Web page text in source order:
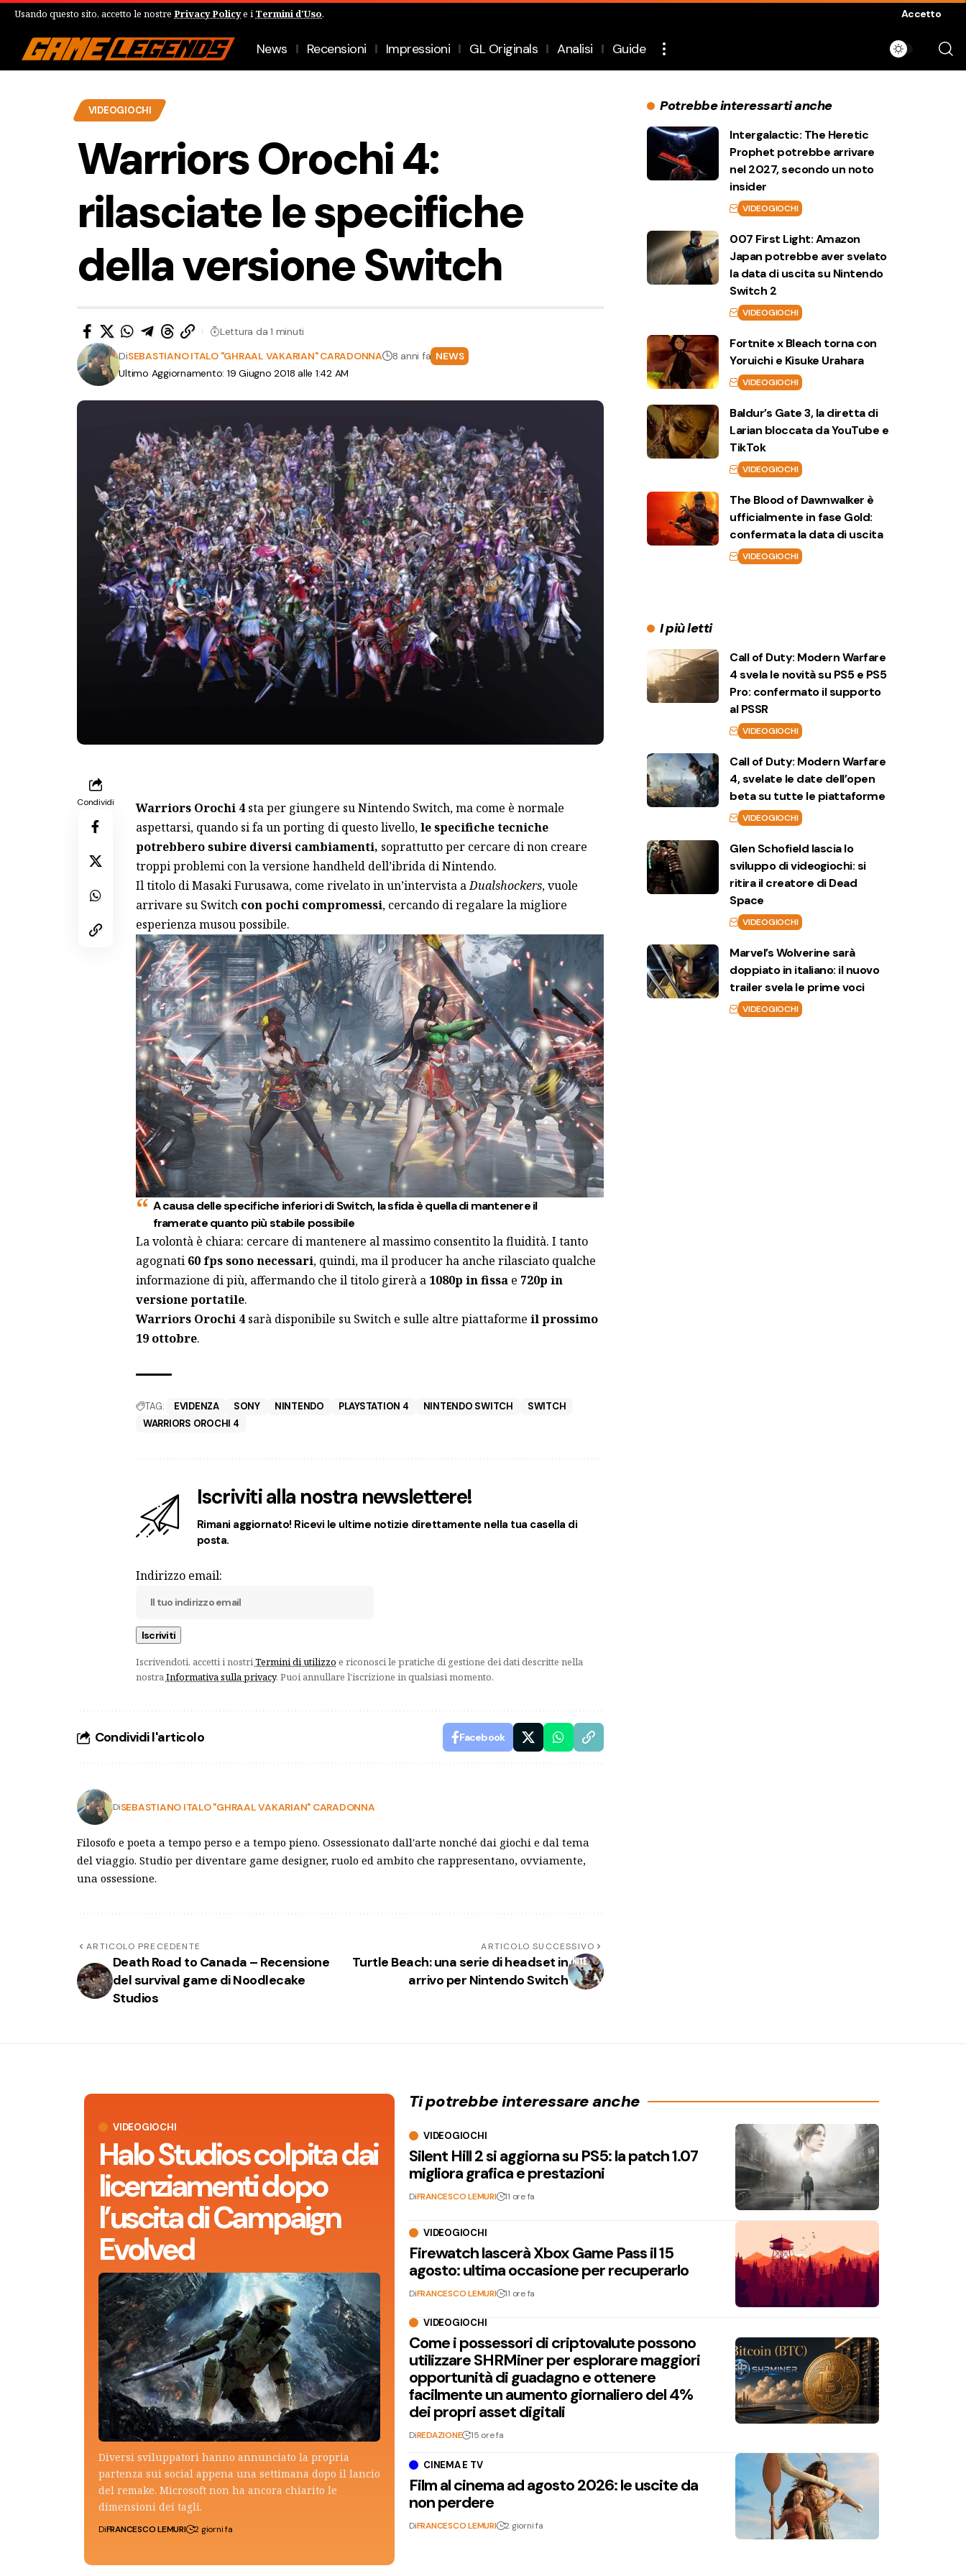
Usando questo sito, accetto le nostre Privacy Policye i Termini d'Uso. Accetto
News Recensioni Impressioni GL Originals Analisi Guide
VIDEOGIOCHI
Warriors Orochi 4:
rilasciate le specifiche
della versione Switch
Ultimo Aggiornamento: 19 Giugno 2018 alle 1:42 AM
DiSEBASTIANO ITALO "GHRAAL VAKARIAN" CARADONNA 8 anni fa NEWS
Lettura da 1 minuti
Condividi Warriors Orochi 4 sta per giungere su Nintendo Switch, ma come è normale
aspettarsi, quando si fa un porting di questo livello,le specifiche tecniche
potrebbero subire diversi cambiamenti, soprattutto per cercare di non creare
troppi problemi con la versione handheld dell’ibrida di Nintendo.
Il titolo di Masaki Furusawa, come rivelato in un’intervista aDualshockers, vuole
arrivare su Switch con pochi compromessi, cercando di regalare la migliore
esperienza musou possibile.
A causa delle specifiche inferiori di Switch, la sfida è quella di mantenere il
framerate quanto più stabile possibile
La volontà è chiara: cercare di mantenere al massimo consentito la fluidità. I tanto
agognati 60 fps sono necessari, quindi, ma il producer ha anche rilasciato qualche
informazione di più, affermando che il titolo girerà a 1080p in fissae 720p in
versione portatile.
Warriors Orochi 4 sarà disponibile su Switch e sulle altre piattaforme il prossimo
19 ottobre.
TAG: EVIDENZA SONY NINTENDO PLAYSTATION 4 NINTENDO SWITCH
SWITCH
WARRIORS OROCHI 4
Iscriviti alla nostra newslettere!
Rimani aggiornato! Ricevi le ultime notizie direttamente nella tua casella di
posta.
Indirizzo email:
Iscrivendoti, accetti i nostriTermini di utilizzo e riconosci le pratiche di gestione dei dati descritte nella
nostraInformativa sulla privacy. Puoi annullare l'iscrizione in qualsiasi momento.
Condividi l'articolo Facebook
DiSEBASTIANO ITALO "GHRAAL VAKARIAN" CARADONNA
Filosofo e poeta a tempo perso e a tempo pieno. Ossessionato dall'arte nonché dai giochi e dal tema
del viaggio. Studio per diventare game designer, ruolo ed ambito che rappresentano, ovviamente,
una ossessione.
ARTICOLO PRECEDENTE
Death Road to Canada – Recensione
del survival game di Noodlecake
Studios
ARTICOLO SUCCESSIVO
Turtle Beach: una serie di headset in
arrivo per Nintendo Switch
Potrebbe interessarti anche
Intergalactic: The Heretic
Prophet potrebbe arrivare
nel 2027, secondo un noto
insider
VIDEOGIOCHI
007 First Light: Amazon
Japan potrebbe aver svelato
la data di uscita su Nintendo
Switch 2
VIDEOGIOCHI
Fortnite x Bleach torna con
Yoruichi e Kisuke Urahara
VIDEOGIOCHI
Baldur’s Gate 3, la diretta di
Larian bloccata da YouTube e
TikTok
VIDEOGIOCHI
The Blood of Dawnwalker è
ufficialmente in fase Gold:
confermata la data di uscita
VIDEOGIOCHI
I più letti
Call of Duty: Modern Warfare
4 svela le novità su PS5 e PS5
Pro: confermato il supporto
al PSSR
VIDEOGIOCHI
Call of Duty: Modern Warfare
4, svelate le date dell’open
beta su tutte le piattaforme
VIDEOGIOCHI
Glen Schofield lascia lo
sviluppo di videogiochi: si
ritira il creatore di Dead
Space
VIDEOGIOCHI
Marvel’s Wolverine sarà
doppiato in italiano: il nuovo
trailer svela le prime voci
VIDEOGIOCHI
VIDEOGIOCHI
Halo Studios colpita dai
licenziamenti dopo
l’uscita di Campaign
Evolved
Diversi sviluppatori hanno annunciato la propria
partenza sui social appena una settimana dopo il lancio
del remake. Microsoft non ha ancora chiarito le
dimensioni dei tagli.
DiFRANCESCO LEMURI 2 giorni fa
Ti potrebbe interessare anche
VIDEOGIOCHI
Silent Hill 2 si aggiorna su PS5: la patch 1.07
migliora grafica e prestazioni
DiFRANCESCO LEMURI 11 ore fa
VIDEOGIOCHI
Firewatch lascerà Xbox Game Pass il 15
agosto: ultima occasione per recuperarlo
DiFRANCESCO LEMURI 11 ore fa
VIDEOGIOCHI
Come i possessori di criptovalute possono
utilizzare SHRMiner per esplorare maggiori
opportunità di guadagno e ottenere
facilmente un aumento giornaliero del 4%
dei propri asset digitali
DiREDAZIONE 15 ore fa
CINEMA E TV
Film al cinema ad agosto 2026: le uscite da
non perdere
DiFRANCESCO LEMURI 2 giorni fa